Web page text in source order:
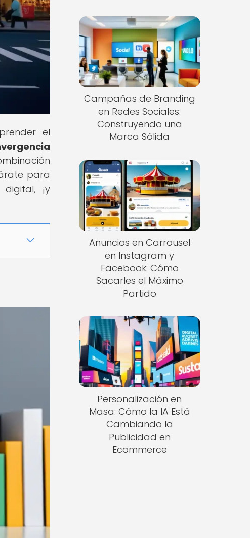
el
para
¡y
Campañas de Branding
en Redes Sociales:
Construyendo una
Marca Sólida
Anuncios en Carrousel
en Instagram y
Facebook: Cómo
Sacarles el Máximo
Partido
Personalización en
Masa: Cómo la IA Está
Cambiando la
Publicidad en
Ecommerce